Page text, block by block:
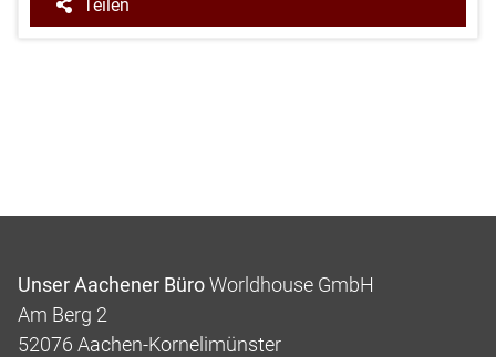
Teilen
Unser Aachener BüroWorldhouse GmbH
Am Berg 2
52076 Aachen-Kornelimünster